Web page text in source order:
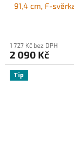
91,4 cm, F-
1 727 Kč bez DPH
2 090 Kč
Tip